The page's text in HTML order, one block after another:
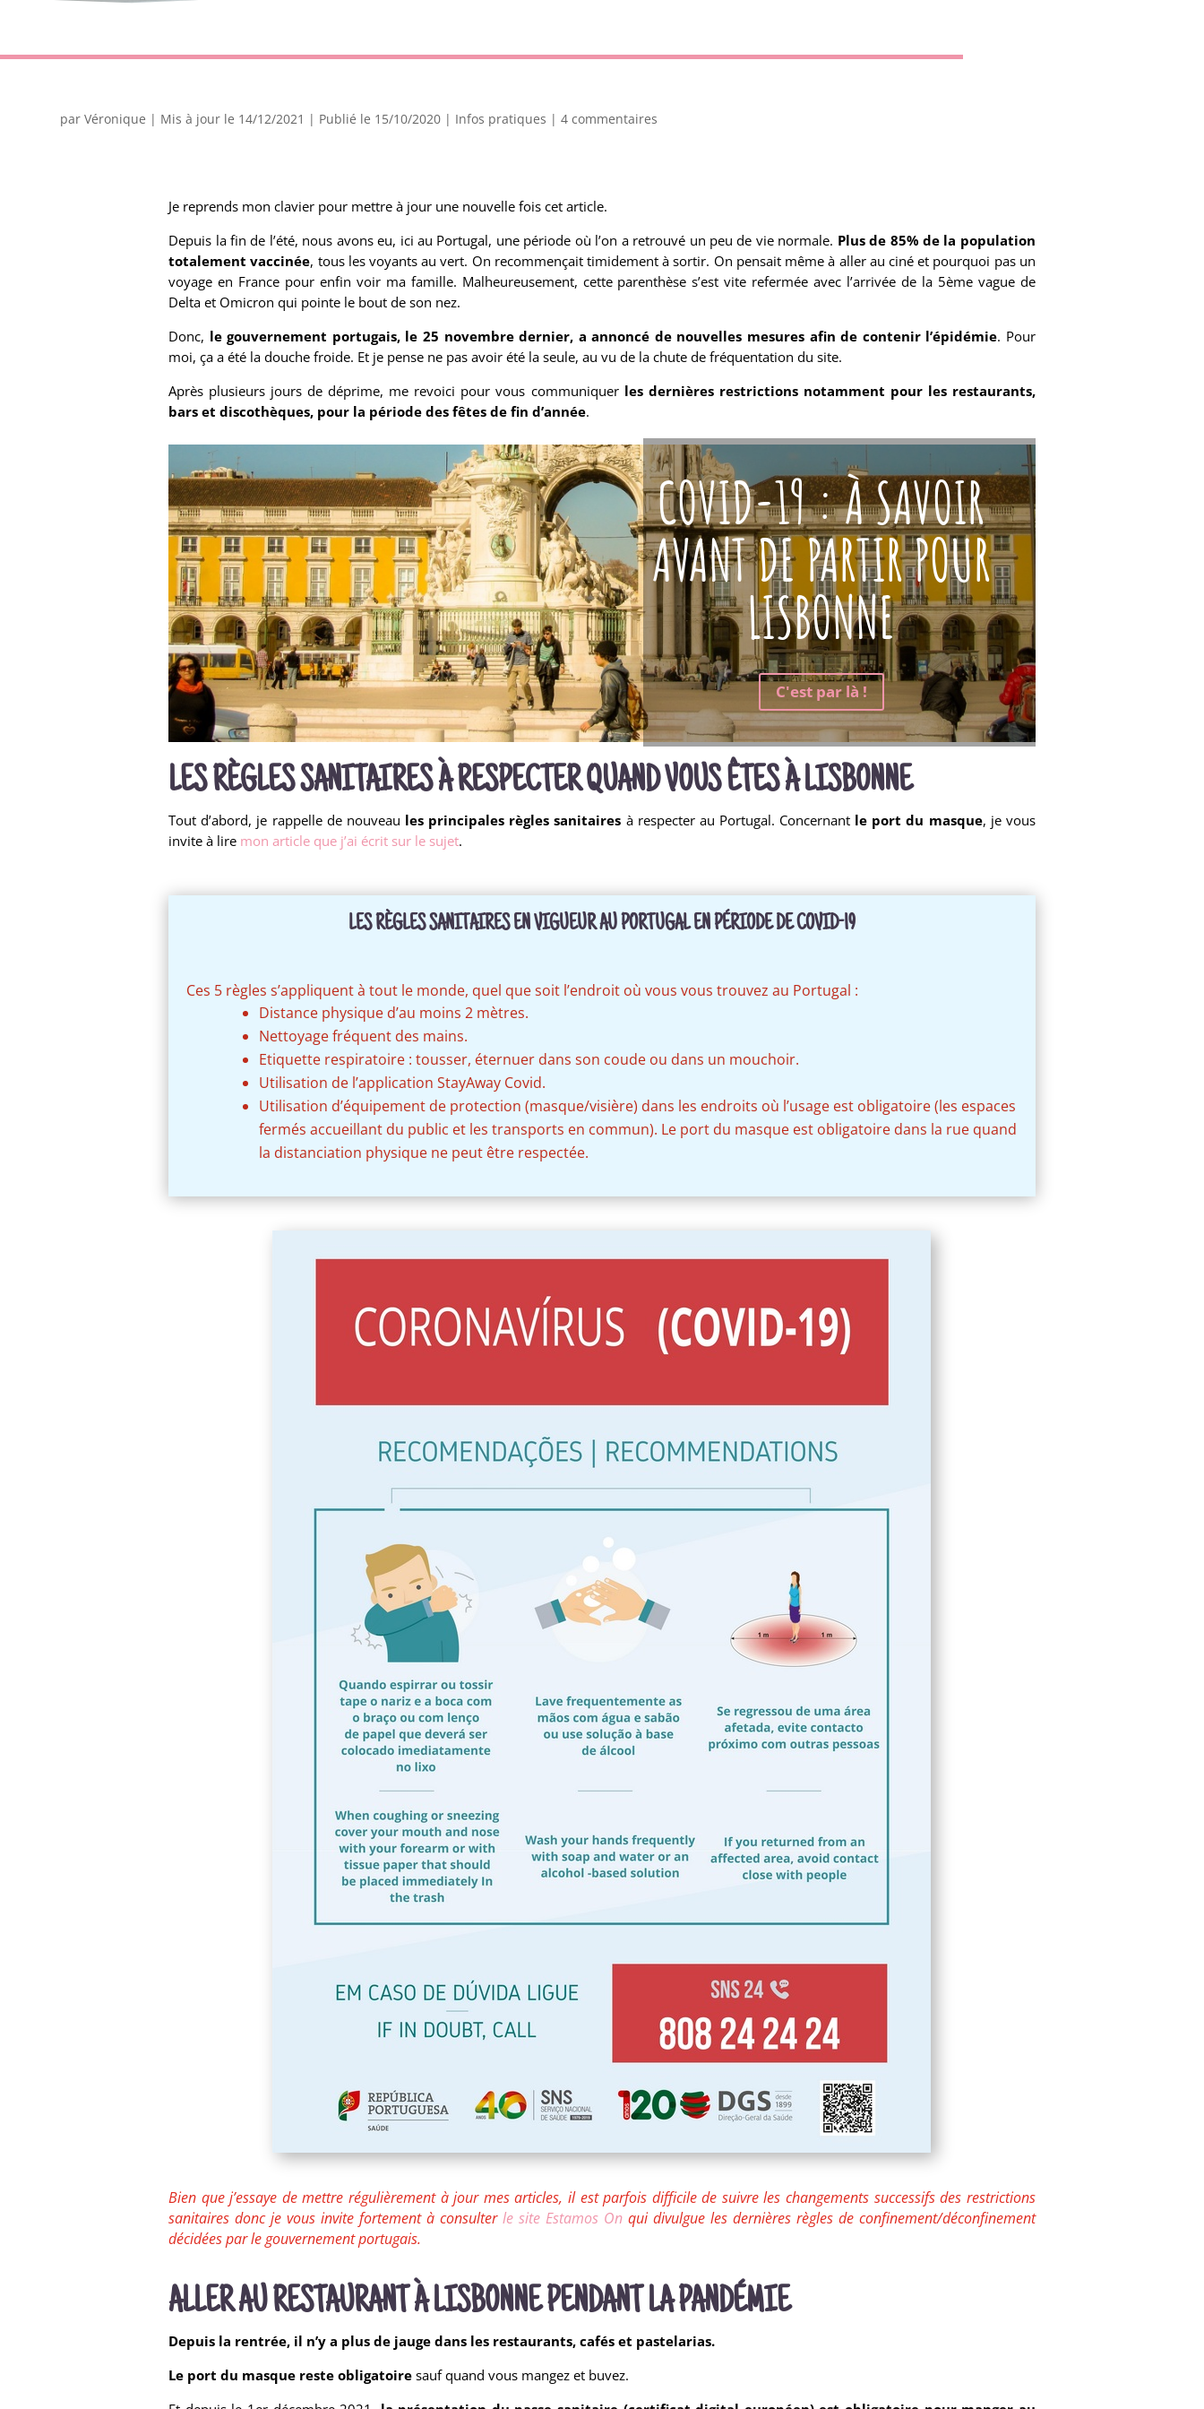
parVéronique | Mis à jour le 14/12/2021 | Publié le 15/10/2020 | Infos pratiques |4 commentaires
Je reprends mon clavier pour mettre à jour une nouvelle fois cet article.
Depuis la fin de l’été, nous avons eu, ici au Portugal, une période où l’on a retrouvé un peu de vie normale. Plus de 85% de la population
totalement vaccinée, tous les voyants au vert. On recommençait timidement à sortir. On pensait même à aller au ciné et pourquoi pas un
voyage en France pour enfin voir ma famille. Malheureusement, cette parenthèse s’est vite refermée avec l’arrivée de la 5ème vague de
Delta et Omicron qui pointe le bout de son nez.
Donc, le gouvernement portugais, le 25 novembre dernier, a annoncé de nouvelles mesures afin de contenir l’épidémie. Pour
moi, ça a été la douche froide. Et je pense ne pas avoir été la seule, au vu de la chute de fréquentation du site.
Après plusieurs jours de déprime, me revoici pour vous communiquer les dernières restrictions notamment pour les restaurants,
bars et discothèques, pour la période des fêtes de fin d’année.
COVID-19 : À SAVOIR
AVANT DE PARTIR POUR
LISBONNE
C'est par là !
LES RÈGLES SANITAIRES À RESPECTER QUAND VOUS ÊTES À LISBONNE
Tout d’abord, je rappelle de nouveau les principales règles sanitaires à respecter au Portugal. Concernant le port du masque, je vous
invite à lire mon article que j’ai écrit sur le sujet.
LES RÈGLES SANITAIRES EN VIGUEUR AU PORTUGAL EN PÉRIODE DE COVID-19
Ces 5 règles s’appliquent à tout le monde, quel que soit l’endroit où vous vous trouvez au Portugal :
Distance physique d’au moins 2 mètres.
Nettoyage fréquent des mains.
Etiquette respiratoire : tousser, éternuer dans son coude ou dans un mouchoir.
Utilisation de l’application StayAway Covid.
Utilisation d’équipement de protection (masque/visière) dans les endroits où l’usage est obligatoire (les espaces
fermés accueillant du public et les transports en commun). Le port du masque est obligatoire dans la rue quand
la distanciation physique ne peut être respectée.
Bien que j’essaye de mettre régulièrement à jour mes articles, il est parfois difficile de suivre les changements successifs des restrictions
sanitaires donc je vous invite fortement à consulterle site Estamos Onqui divulgue les dernières règles de confinement/déconfinement
décidées par le gouvernement portugais.
ALLER AU RESTAURANT À LISBONNE PENDANT LA PANDÉMIE
Depuis la rentrée, il n’y a plus de jauge dans les restaurants, cafés et pastelarias.
Le port du masque reste obligatoire sauf quand vous mangez et buvez.